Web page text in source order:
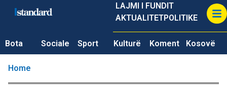
LAJMI I FUNDIT
AKTUALITETPOLITIKE
Bota Sociale Sport Kulturë Koment Kosovë
Home